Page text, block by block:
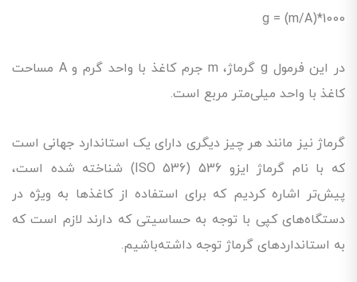
g = (m/A)*1000
در این فرمول g گرماژ، m جرم کاغذ با واحد گرم و A مساحت
کاغذ با واحد میلی‌متر مربع است.
گرماژ نیز مانند هر چیز دیگری دارای یک استاندارد جهانی است
که با نام گرماژ ایزو 536 (ISO 536) شناخته شده است،
پیش‌تر اشاره کردیم که برای استفاده از کاغذها به ویژه در
دستگاه‌های کپی با توجه به حساسیتی که دارند لازم است که
به استانداردهای گرماژ توجه داشته‌باشیم.